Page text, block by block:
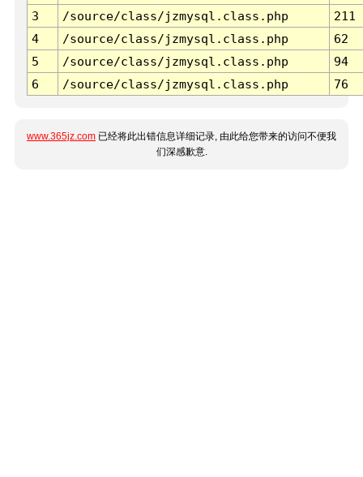
3 /source/class/jzmysql.class.php
211
4
/source/class/jzmysql.class.php
62
5
/source/class/jzmysql.class.php
94
6
/source/class/jzmysql.class.php 76
www.365jz.com 已经将此出错信息详细记录, 由此给您带来的访问不便我
们深感歉意.